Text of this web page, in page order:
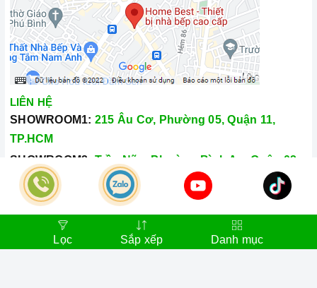
Lọc Sắp xếp Danh mục
LIÊN HỆ
SHOWROOM1: 215 Âu Cơ, Phường 05, Quận 11,
TP.HCM
SHOWROOM2:
Trần Não, Phường Bình An, Quận 02,
TP.HCM
Hotline: 028.66.79.8989
Khiếu nại: